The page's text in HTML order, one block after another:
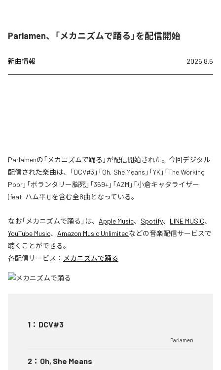
Parlamen、「メカニズムで踊る」を配信開始
新曲情報 2026.8.6
Parlamenの「メカニズムで踊る」が配信開始された。今回デジタル
配信された楽曲は、「DCV#3」「Oh, She Means」「YK」「The Working
Poor」「ボランタリー脳死」「369+」「AZM」「小倉キャタライザー
(feat. ハム平)」を含む全8曲となっている。
なお「メカニズムで踊る 」は、 Apple Music、 Spotify、 LINE MUSIC、
YouTube Music、 Amazon Music Unlimitedなどの音楽配信サービスで
聴くことができる。
各配信サービス： メカニズムで踊る
1 ： DCV#3
Parlamen
2 ： Oh, She Means